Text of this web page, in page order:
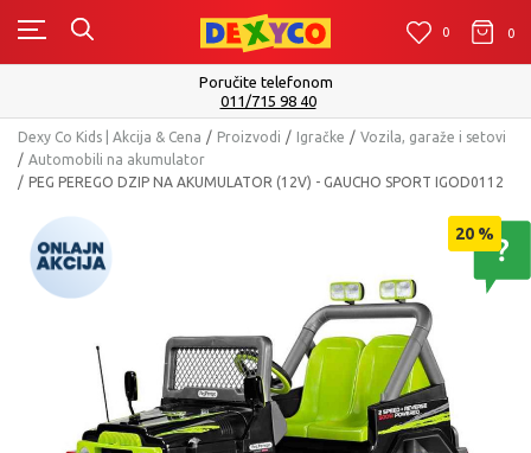
0 0 0
Isporuku možete očekivati u roku od 2 do 4 radna dana!
Pogledaj više
Dexy Co Kids | Akcija & Cena Proizvodi Igračke
Vozila, garaže i setovi
Automobili na akumulator
PEG PEREGO DZIP NA AKUMULATOR (12V) - GAUCHO SPORT IGOD0112
20 %